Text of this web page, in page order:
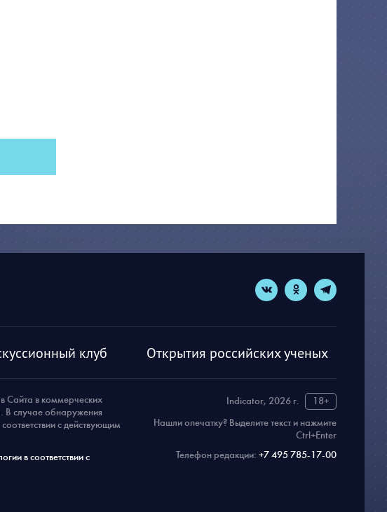
клуб Открытия российских ученых
Indicator, 2026 г.
18+
Нашли опечатку? Выделите текст и нажмите
Ctrl+Enter
Телефон редакции: +7 495 785-17-00
Сайта в коммерческих
В случае обнаружения
с действующим
в соответствии с